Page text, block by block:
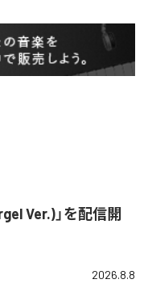
Ver.)」を配信開
2026.8.8